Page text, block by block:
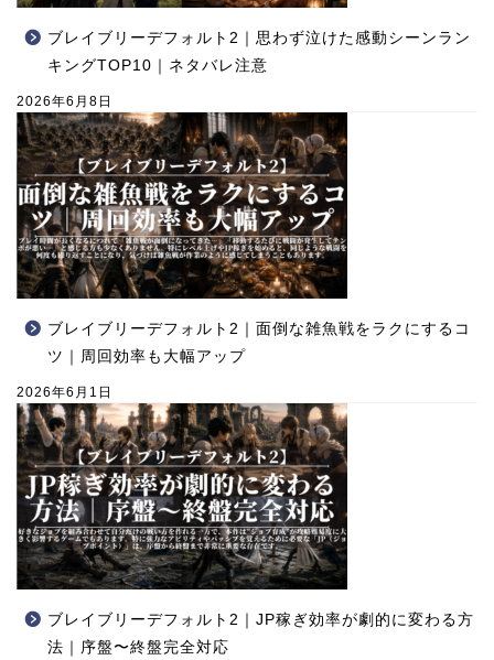
ブレイブリーデフォルト2｜思わず泣けた感動シーンラン
キングTOP10｜ネタバレ注意
2026年6月8日
ブレイブリーデフォルト2｜面倒な雑魚戦をラクにするコ
ツ｜周回効率も大幅アップ
2026年6月1日
ブレイブリーデフォルト2｜JP稼ぎ効率が劇的に変わる方
法｜序盤〜終盤完全対応